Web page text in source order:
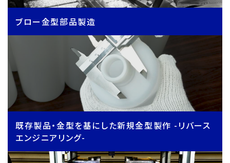
ブロー金型部品製造
既存製品・金型を基にした新規金型製作 -リバース
エンジニアリング-